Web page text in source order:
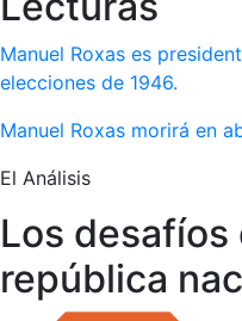
Manuel Roxas es
elecciones de 1946.
Manuel Roxas morirá en
El Análisis
Los desafíos
república